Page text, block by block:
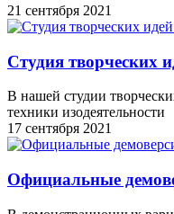
21 сентября 2021
Студия творческих
В нашей студии
техники изодеятельности
17 сентября 2021
Официальные